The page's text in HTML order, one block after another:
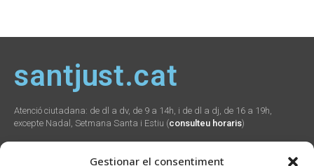
Gestionar el consentiment
santjust.cat
Atenció ciutadana: de dl a dv, de 9 a 14h, i de dl a dj, de 16 a 19h,
excepte Nadal, Setmana Santa i Estiu (consulteu horaris)